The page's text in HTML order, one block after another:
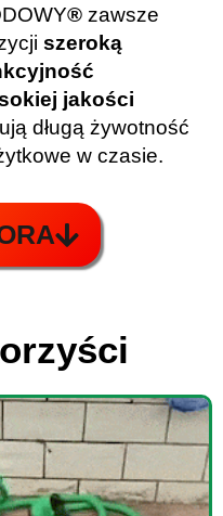
® zawsze
szeroką
jakości
długą żywotność
w czasie.